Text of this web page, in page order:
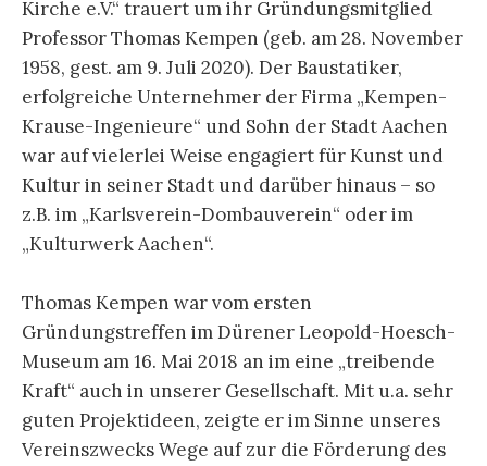
Kirche e.V.“ trauert um ihr Gründungsmitglied
Professor Thomas Kempen (geb. am 28. November
1958, gest. am 9. Juli 2020). Der Baustatiker,
erfolgreiche Unternehmer der Firma „Kempen-
Krause-Ingenieure“ und Sohn der Stadt Aachen
war auf vielerlei Weise engagiert für Kunst und
Kultur in seiner Stadt und darüber hinaus – so
z.B. im „Karlsverein-Dombauverein“ oder im
„Kulturwerk Aachen“.
Thomas Kempen war vom ersten
Gründungstreffen im Dürener Leopold-Hoesch-
Museum am 16. Mai 2018 an im eine „treibende
Kraft“ auch in unserer Gesellschaft. Mit u.a. sehr
guten Projektideen, zeigte er im Sinne unseres
Vereinszwecks Wege auf zur die Förderung des